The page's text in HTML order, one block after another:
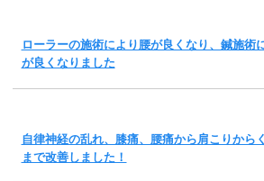
ローラーの施術により腰が良くなり、鍼施術
が良くなりました
自律神経の乱れ、膝痛、腰痛から肩こりから
まで改善しました！